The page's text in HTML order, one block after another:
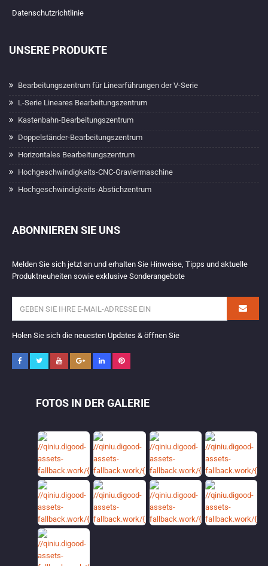
Datenschutzrichtlinie
UNSERE PRODUKTE
Bearbeitungszentrum für Linearführungen der V-Serie
L-Serie Lineares Bearbeitungszentrum
Kastenbahn-Bearbeitungszentrum
Doppelständer-Bearbeitungszentrum
Horizontales Bearbeitungszentrum
Hochgeschwindigkeits-CNC-Graviermaschine
Hochgeschwindigkeits-Abstichzentrum
ABONNIEREN SIE UNS
Melden Sie sich jetzt an und erhalten Sie Hinweise, Tipps und aktuelle
Produktneuheiten sowie exklusive Sonderangebote
Holen Sie sich die neuesten Updates & öffnen Sie
FOTOS IN DER GALERIE